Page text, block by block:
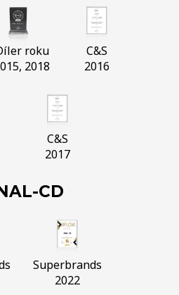
roku
2018
C&S
2016
C&S
2017
CD
Superbrands
2022